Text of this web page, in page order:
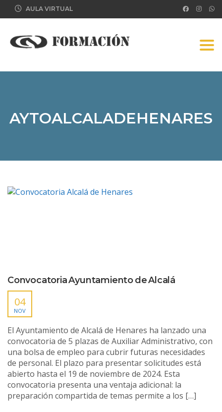
AULA VIRTUAL
AYTOALCALADEHENARES
Convocatoria Ayuntamiento de Alcalá
04
NOV
El Ayuntamiento de Alcalá de Henares ha lanzado una
convocatoria de 5 plazas de Auxiliar Administrativo, con
una bolsa de empleo para cubrir futuras necesidades
de personal. El plazo para presentar solicitudes está
abierto hasta el 19 de noviembre de 2024. Esta
convocatoria presenta una ventaja adicional: la
preparación compartida de temas permite a los […]